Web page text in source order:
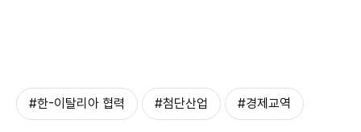
#한-이탈리아 협력 #첨단산업 #경제교역